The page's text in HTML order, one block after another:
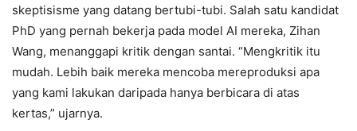
skeptisisme yang datang bertubi-tubi. Salah satu kandidat
PhD yang pernah bekerja pada model AI mereka, Zihan
Wang, menanggapi kritik dengan santai. “Mengkritik itu
mudah. Lebih baik mereka mencoba mereproduksi apa
yang kami lakukan daripada hanya berbicara di atas
kertas,” ujarnya.